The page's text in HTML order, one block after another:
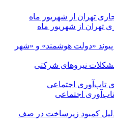
تهران از شهریور ماه
نیروهای شرکتی
اجتماعی